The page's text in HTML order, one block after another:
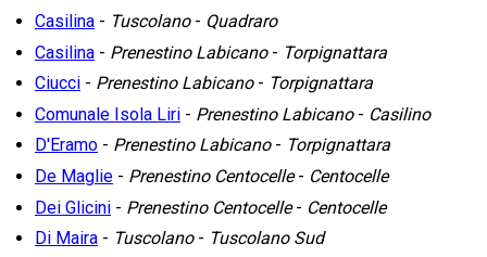
Casilina - Tuscolano- Quadraro
Casilina - Prenestino Labicano- Torpignattara
Ciucci - Prenestino Labicano- Torpignattara
Comunale Isola Liri - Prenestino Labicano- Casilino
D'Eramo - Prenestino Labicano- Torpignattara
De Maglie - Prenestino Centocelle- Centocelle
Dei Glicini - Prenestino Centocelle- Centocelle
Di Maira - Tuscolano- Tuscolano Sud